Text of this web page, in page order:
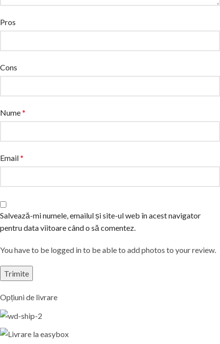
Pros
Cons
Nume*
Email*
Salvează-mi numele, emailul și site-ul web în acest navigator
pentru data viitoare când o să comentez.
You have to be logged in to be able to add photos to your review.
Opțiuni de livrare